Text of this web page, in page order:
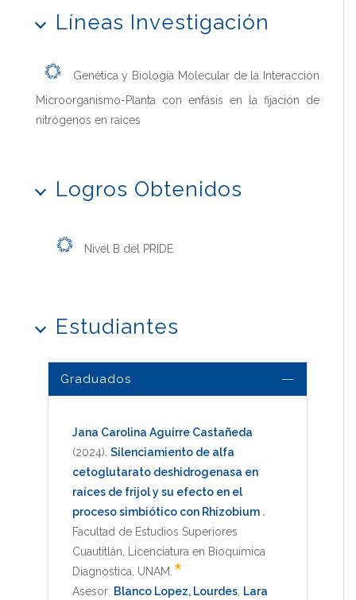
Líneas Investigación
Genética y Biología Molecular de la Interacción
Microorganismo-Planta con enfásis en la fijación de
nitrógenos en raices
Logros Obtenidos
Nivel B del PRIDE
Estudiantes
Graduados
Jana Carolina Aguirre Castañeda
(2024) Silenciamiento de alfa
cetoglutarato deshidrogenasa en
raíces de frijol y su efecto en el
proceso simbiótico con Rhizobium .
Facultad de Estudios Superiores
Cuautitlán
Licenciatura en Bioquímica
Diagnostica UNAM *
Asesor: Blanco Lopez, Lourdes Lara